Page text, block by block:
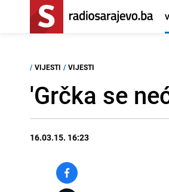
/ VIJESTI / VIJESTI
'Grčka se
16.03.15. 16:23